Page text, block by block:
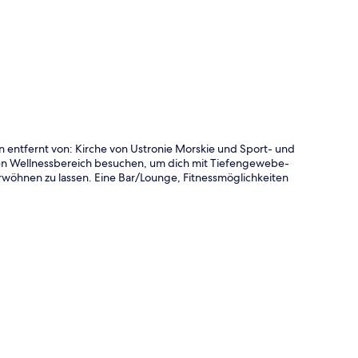
entfernt von: Kirche von Ustronie Morskie und Sport- und
Wellnessbereich besuchen, um dich mit Tiefengewebe-
zu lassen. Eine Bar/Lounge, Fitnessmöglichkeiten